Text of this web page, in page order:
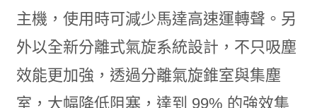
主機，使用時可減少馬達高速運轉聲。另
外以全新分離式氣旋系統設計，不只吸塵
效能更加強，透過分離氣旋錐室與集塵
室，大幅降低阻塞，達到 99% 的強效集